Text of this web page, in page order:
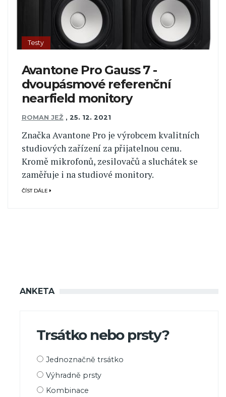
Testy
Avantone Pro Gauss 7 -
dvoupásmové referenční
nearfield monitory
ROMAN JEŽ , 25. 12. 2021
Značka Avantone Pro je výrobcem kvalitních
studiových zařízení za přijatelnou cenu.
Kromě mikrofonů, zesilovačů a sluchátek se
zaměřuje i na studiové monitory.
ČÍST DÁLE
ANKETA
Trsátko nebo prsty?
Možnosti
Jednoznačně trsátko
Výhradně prsty
Kombinace